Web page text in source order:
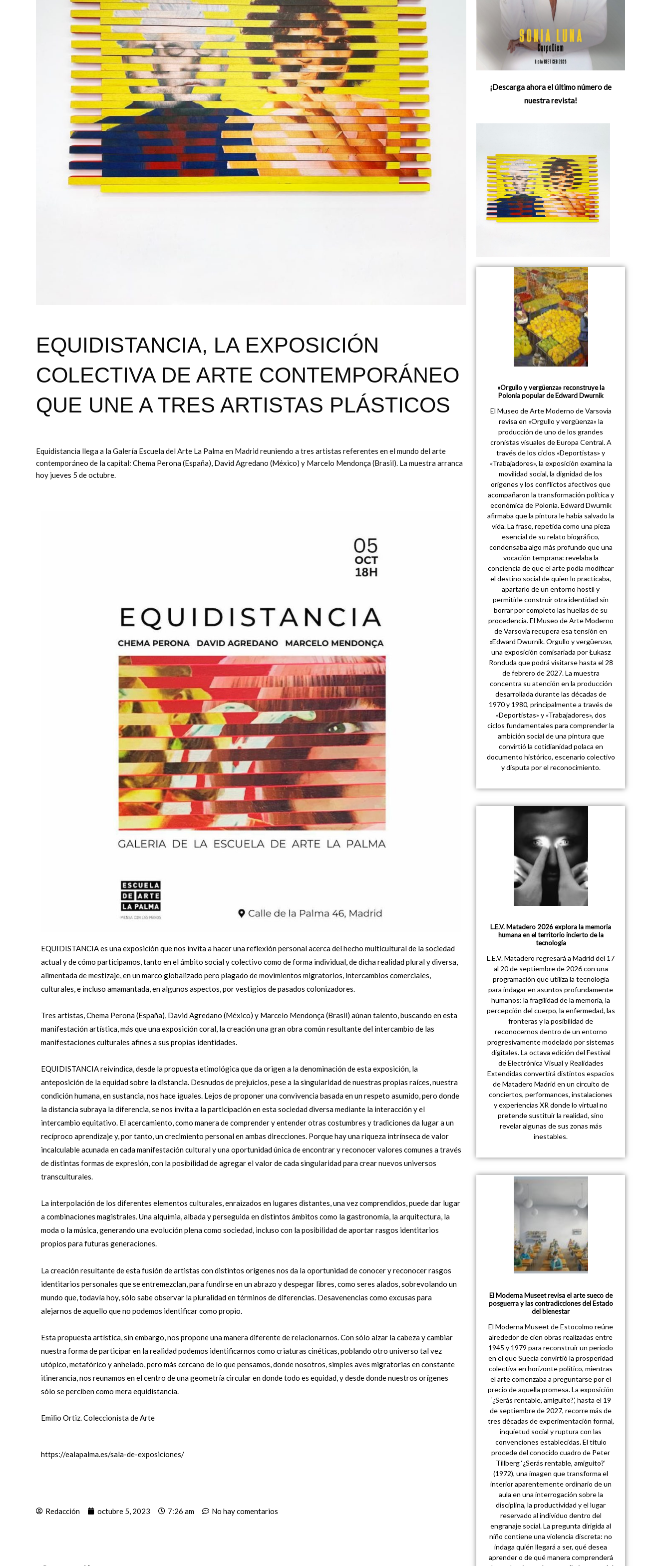
EQUIDISTANCIA, LA EXPOSICIÓN
COLECTIVA DE ARTE CONTEMPORÁNEO
QUE UNE A TRES ARTISTAS PLÁSTICOS
Equidistancia llega a la Galería Escuela del Arte La Palma en Madrid reuniendo a tres artistas referentes en el mundo del arte
contemporáneo de la capital: Chema Perona (España), David Agredano (México) y Marcelo Mendonça (Brasil). La muestra arranca
hoy jueves 5 de octubre.
EQUIDISTANCIA es una exposición que nos invita a hacer una reflexión personal acerca del hecho multicultural de la sociedad
actual y de cómo participamos, tanto en el ámbito social y colectivo como de forma individual, de dicha realidad plural y diversa,
alimentada de mestizaje, en un marco globalizado pero plagado de movimientos migratorios, intercambios comerciales,
culturales, e incluso amamantada, en algunos aspectos, por vestigios de pasados colonizadores.
Tres artistas, Chema Perona (España), David Agredano (México) y Marcelo Mendonça (Brasil) aúnan talento, buscando en esta
manifestación artística, más que una exposición coral, la creación una gran obra común resultante del intercambio de las
manifestaciones culturales afines a sus propias identidades.
EQUIDISTANCIA reivindica, desde la propuesta etimológica que da origen a la denominación de esta exposición, la
anteposición de la equidad sobre la distancia. Desnudos de prejuicios, pese a la singularidad de nuestras propias raíces, nuestra
condición humana, en sustancia, nos hace iguales. Lejos de proponer una convivencia basada en un respeto asumido, pero donde
la distancia subraya la diferencia, se nos invita a la participación en esta sociedad diversa mediante la interacción y el
intercambio equitativo. El acercamiento, como manera de comprender y entender otras costumbres y tradiciones da lugar a un
recíproco aprendizaje y, por tanto, un crecimiento personal en ambas direcciones. Porque hay una riqueza intrínseca de valor
incalculable acunada en cada manifestación cultural y una oportunidad única de encontrar y reconocer valores comunes a través
de distintas formas de expresión, con la posibilidad de agregar el valor de cada singularidad para crear nuevos universos
transculturales.
La interpolación de los diferentes elementos culturales, enraizados en lugares distantes, una vez comprendidos, puede dar lugar
a combinaciones magistrales. Una alquimia, albada y perseguida en distintos ámbitos como la gastronomía, la arquitectura, la
moda o la música, generando una evolución plena como sociedad, incluso con la posibilidad de aportar rasgos identitarios
propios para futuras generaciones.
La creación resultante de esta fusión de artistas con distintos orígenes nos da la oportunidad de conocer y reconocer rasgos
identitarios personales que se entremezclan, para fundirse en un abrazo y despegar libres, como seres alados, sobrevolando un
mundo que, todavía hoy, sólo sabe observar la pluralidad en términos de diferencias. Desavenencias como excusas para
alejarnos de aquello que no podemos identificar como propio.
Esta propuesta artística, sin embargo, nos propone una manera diferente de relacionarnos. Con sólo alzar la cabeza y cambiar
nuestra forma de participar en la realidad podemos identificarnos como criaturas cinéticas, poblando otro universo tal vez
utópico, metafórico y anhelado, pero más cercano de lo que pensamos, donde nosotros, simples aves migratorias en constante
itinerancia, nos reunamos en el centro de una geometría circular en donde todo es equidad, y desde donde nuestros orígenes
sólo se perciben como mera equidistancia.
Emilio Ortiz. Coleccionista de Arte
https://ealapalma.es/sala-de-exposiciones/
Redacción octubre 5, 2023 7:26 am No hay comentarios
¡Descarga ahora el último número de
nuestra revista!
«Orgullo y vergüenza» reconstruye la
Polonia popular de Edward Dwurnik
El Museo de Arte Moderno de Varsovia
revisa en «Orgullo y vergüenza» la
producción de uno de los grandes
cronistas visuales de Europa Central. A
través de los ciclos «Deportistas» y
«Trabajadores», la exposición examina la
movilidad social, la dignidad de los
orígenes y los conflictos afectivos que
acompañaron la transformación política y
económica de Polonia. Edward Dwurnik
afirmaba que la pintura le había salvado la
vida. La frase, repetida como una pieza
esencial de su relato biográfico,
condensaba algo más profundo que una
vocación temprana: revelaba la
conciencia de que el arte podía modificar
el destino social de quien lo practicaba,
apartarlo de un entorno hostil y
permitirle construir otra identidad sin
borrar por completo las huellas de su
procedencia. El Museo de Arte Moderno
de Varsovia recupera esa tensión en
«Edward Dwurnik. Orgullo y vergüenza»,
una exposición comisariada por Łukasz
Ronduda que podrá visitarse hasta el 28
de febrero de 2027. La muestra
concentra su atención en la producción
desarrollada durante las décadas de
1970 y 1980, principalmente a través de
«Deportistas» y «Trabajadores», dos
ciclos fundamentales para comprender la
ambición social de una pintura que
convirtió la cotidianidad polaca en
documento histórico, escenario colectivo
y disputa por el reconocimiento.
L.E.V. Matadero 2026 explora la memoria
humana en el territorio incierto de la
tecnología
L.E.V. Matadero regresará a Madrid del 17
al 20 de septiembre de 2026 con una
programación que utiliza la tecnología
para indagar en asuntos profundamente
humanos: la fragilidad de la memoria, la
percepción del cuerpo, la enfermedad, las
fronteras y la posibilidad de
reconocernos dentro de un entorno
progresivamente modelado por sistemas
digitales. La octava edición del Festival
de Electrónica Visual y Realidades
Extendidas convertirá distintos espacios
de Matadero Madrid en un circuito de
conciertos, performances, instalaciones
y experiencias XR donde lo virtual no
pretende sustituir la realidad, sino
revelar algunas de sus zonas más
inestables.
El Moderna Museet revisa el arte sueco de
posguerra y las contradicciones del Estado
del bienestar
El Moderna Museet de Estocolmo reúne
alrededor de cien obras realizadas entre
1945 y 1979 para reconstruir un periodo
en el que Suecia convirtió la prosperidad
colectiva en horizonte político, mientras
el arte comenzaba a preguntarse por el
precio de aquella promesa. La exposición
‘¿Serás rentable, amiguito?’, hasta el 19
de septiembre de 2027, recorre más de
tres décadas de experimentación formal,
inquietud social y ruptura con las
convenciones establecidas. El título
procede del conocido cuadro de Peter
Tillberg ‘¿Serás rentable, amiguito?’
(1972), una imagen que transforma el
interior aparentemente ordinario de un
aula en una interrogación sobre la
disciplina, la productividad y el lugar
reservado al individuo dentro del
engranaje social. La pregunta dirigida al
niño contiene una violencia discreta: no
indaga quién llegará a ser, qué desea
aprender o de qué manera comprenderá